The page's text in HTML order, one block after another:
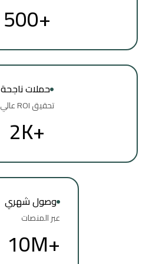
+500
حملات ناجحة
تحقيق ROI عالي
+2K
وصول شهري
عبر المنصات
+10M